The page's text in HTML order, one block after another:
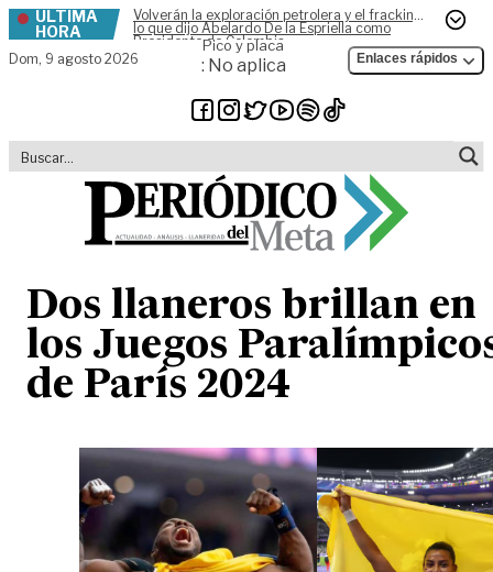
Skip to content
ÚLTIMA
HORA
Volverán la exploración petrolera y el fracking,
lo que dijo Abelardo De la Espriella como
Presidente de Colombia
Dom, 9 agosto 2026
Pico y placa
: No aplica Enlaces rápidos
Dos llaneros brillan en
los Juegos
de París 2024